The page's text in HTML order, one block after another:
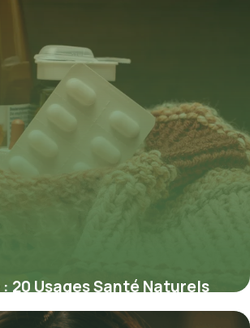
20 Usages Santé Naturels